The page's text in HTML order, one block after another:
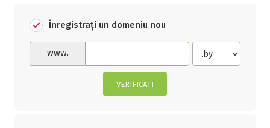
Înregistrați un domeniu nou
www.
VERIFICAȚI